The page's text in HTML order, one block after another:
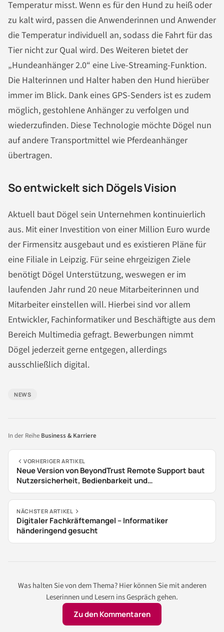
Temperatur misst. Wenn es für den Hund zu heiß oder
zu kalt wird, passen die Anwenderinnen und Anwender
die Temperatur individuell an, sodass die Fahrt für das
Tier nicht zur Qual wird. Des Weiteren bietet der
„Hundeanhänger 2.0“ eine Live-Streaming-Funktion.
Die Halterinnen und Halter haben den Hund hierüber
immer im Blick. Dank eines GPS-Senders ist es zudem
möglich, gestohlene Anhänger zu verfolgen und
wiederzufinden. Diese Technologie möchte Dögel nun
auf andere Transportmittel wie Pferdeanhänger
übertragen.
So entwickelt sich Dögels Vision
Aktuell baut Dögel sein Unternehmen kontinuierlich
aus. Mit einer Investition von einer Million Euro wurde
der Firmensitz ausgebaut und es existieren Pläne für
eine Filiale in Leipzig. Für seine ehrgeizigen Ziele
benötigt Dögel Unterstützung, weswegen er im
laufenden Jahr rund 20 neue Mitarbeiterinnen und
Mitarbeiter einstellen will. Hierbei sind vor allem
Entwickler, Fachinformatiker und Beschäftigte aus dem
Bereich Multimedia gefragt. Bewerbungen nimmt
Dögel jederzeit gerne entgegen, allerdings
ausschließlich digital.
NEWS
In der Reihe Business & Karriere
VORHERIGER ARTIKEL
Neue Version von BeyondTrust Remote Support baut
Nutzersicherheit, Bedienbarkeit und
Bereitstellungsoptionen aus
NÄCHSTER ARTIKEL
Digitaler Fachkräftemangel – Informatiker
händeringend gesucht
Was halten Sie von dem Thema? Hier können Sie mit anderen
Leserinnen und Lesern ins Gespräch gehen.
Zu den Kommentaren